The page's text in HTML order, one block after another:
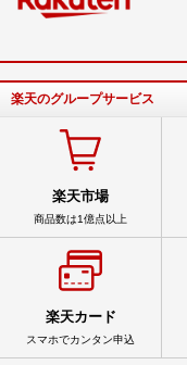
楽天のグループサービス
楽天市場
商品数は1億点以上
楽天カード
スマホでカンタン申込